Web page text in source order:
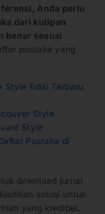
Anda perlu
dari kutipan
benar sesuai
pustaka yang
Style Edisi Terbaru
Style
Style
Pustaka di
download jurnal
solusi untuk
yang kredibel.